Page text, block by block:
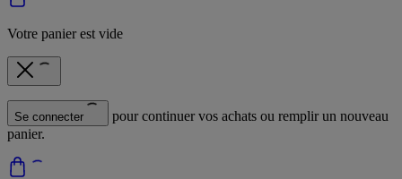
Votre panier est vide
Se connecter
pour continuer vos achats ou remplir un nouveau
panier.